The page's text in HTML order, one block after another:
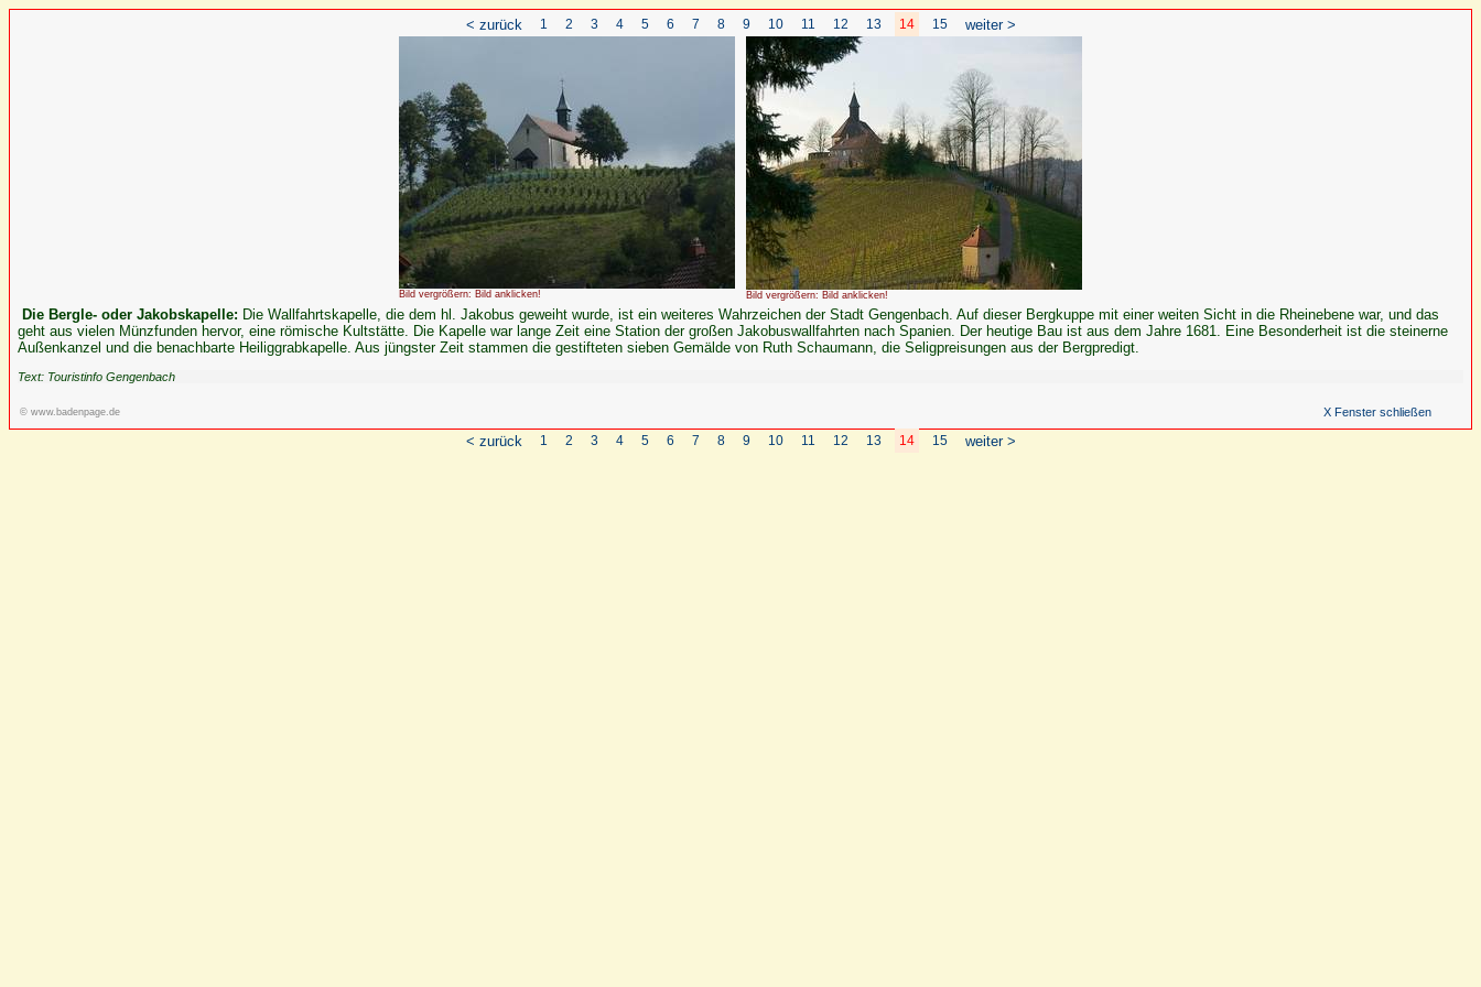
< zurück 1 2 3 4 5 6 7 8 9 10 11 12 13 14 15 weiter >
Bild vergrößern: Bild anklicken! Bild vergrößern: Bild anklicken!
Die Bergle- oder Jakobskapelle: Die Wallfahrtskapelle, die dem hl. Jakobus geweiht wurde, ist ein weiteres Wahrzeichen der Stadt Gengenbach. Auf dieser Bergkuppe mit einer weiten Sicht in die Rheinebene war, und das
geht aus vielen Münzfunden hervor, eine römische Kultstätte. Die Kapelle war lange Zeit eine Station der großen Jakobuswallfahrten nach Spanien. Der heutige Bau ist aus dem Jahre 1681. Eine Besonderheit ist die steinerne
Außenkanzel und die benachbarte Heiliggrabkapelle. Aus jüngster Zeit stammen die gestifteten sieben Gemälde von Ruth Schaumann, die Seligpreisungen aus der Bergpredigt.
Text: Touristinfo Gengenbach
© www.badenpage.de X Fenster schließen
< zurück 1 2 3 4 5 6 7 8 9 10 11 12 13 14 15 weiter >